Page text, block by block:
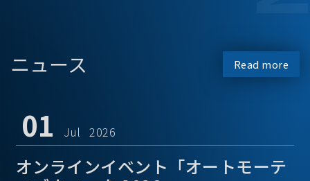
ニュース Read more
01 Jul 2026
オンラインイベント「オートモーテ